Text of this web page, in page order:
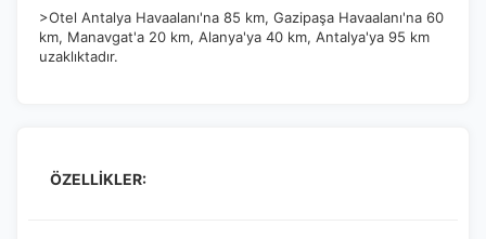
>Otel Antalya Havaalanı'na 85 km, Gazipaşa Havaalanı'na 60
km, Manavgat'a 20 km, Alanya'ya 40 km, Antalya'ya 95 km
uzaklıktadır.
ÖZELLİKLER: